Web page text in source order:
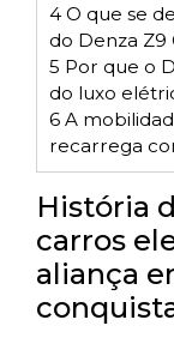
4 O que se
do Denza Z9
5 Por que o
do luxo
6 A
recarrega
História
carros
aliança